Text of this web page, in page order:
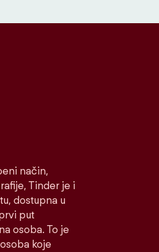
način,
Tinder je i
dostupna u
put
osoba. To je
koje